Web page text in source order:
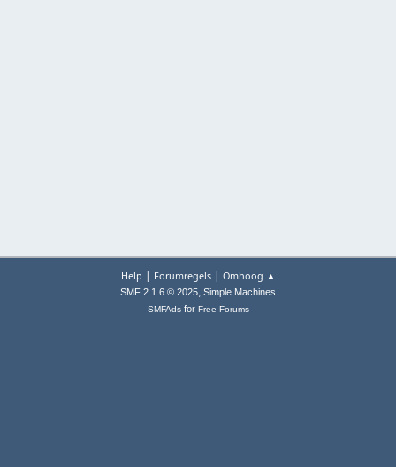
Help | Forumregels| Omhoog ▲
SMF 2.1.6 © 2025, Simple Machines
SMFAdsfor Free Forums